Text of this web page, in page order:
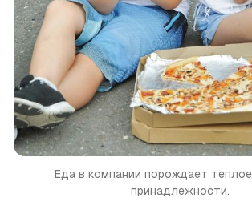
Еда в компании порождает
принадлежности.